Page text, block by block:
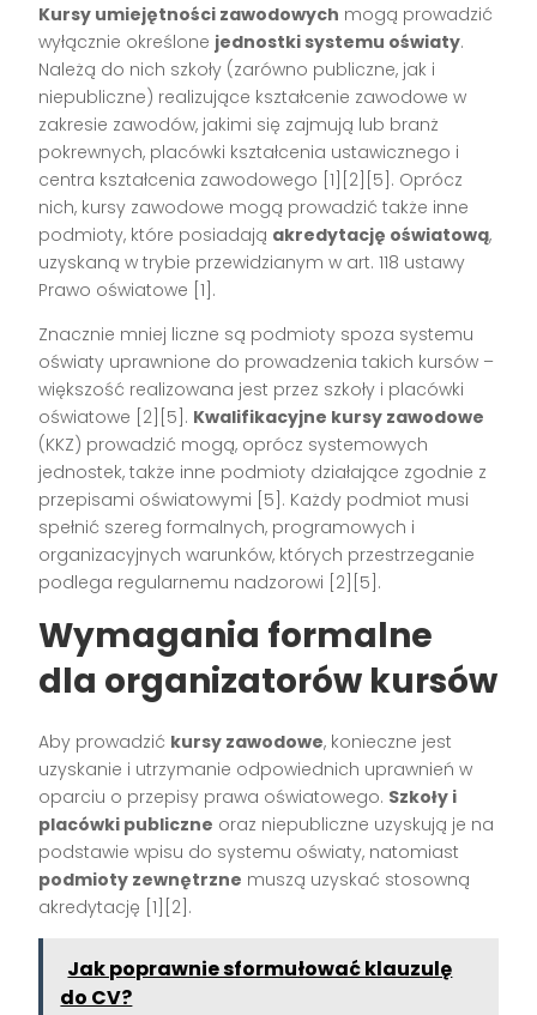
Kursy umiejętności zawodowych mogą prowadzić
wyłącznie określone jednostki systemu oświaty.
Należą do nich szkoły (zarówno publiczne, jak i
niepubliczne) realizujące kształcenie zawodowe w
zakresie zawodów, jakimi się zajmują lub branż
pokrewnych, placówki kształcenia ustawicznego i
centra kształcenia zawodowego [1][2][5] . Oprócz
nich, kursy zawodowe mogą prowadzić także inne
podmioty, które posiadają akredytację oświatową,
uzyskaną w trybie przewidzianym w art. 118 ustawy
Prawo oświatowe [1] .
Znacznie mniej liczne są podmioty spoza systemu
oświaty uprawnione do prowadzenia takich kursów –
większość realizowana jest przez szkoły i placówki
oświatowe [2][5] . Kwalifikacyjne kursy zawodowe
(KKZ) prowadzić mogą, oprócz systemowych
jednostek, także inne podmioty działające zgodnie z
przepisami oświatowymi [5] . Każdy podmiot musi
spełnić szereg formalnych, programowych i
organizacyjnych warunków, których przestrzeganie
podlega regularnemu nadzorowi [2][5] .
Wymagania formalne
dla organizatorów kursów
Aby prowadzić kursy zawodowe, konieczne jest
uzyskanie i utrzymanie odpowiednich uprawnień w
oparciu o przepisy prawa oświatowego. Szkoły i
placówki publiczne oraz niepubliczne uzyskują je na
podstawie wpisu do systemu oświaty, natomiast
podmioty zewnętrzne muszą uzyskać stosowną
akredytację [1][2] .
Jak poprawnie sformułować klauzulę
do CV?